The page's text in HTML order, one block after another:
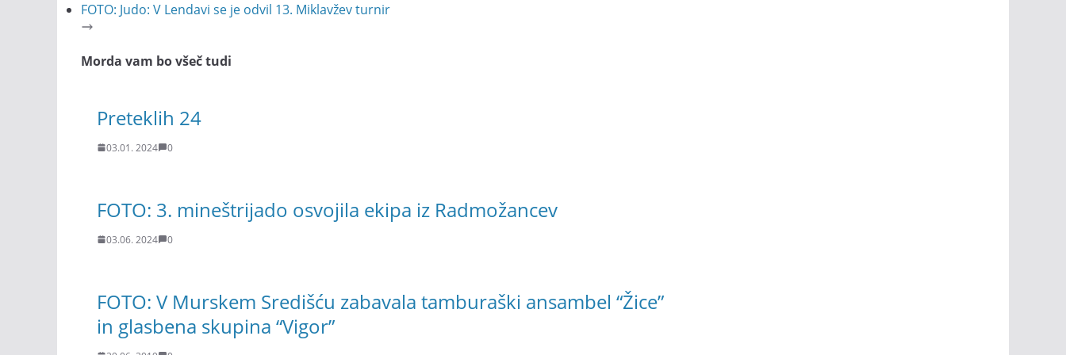
FOTO: Judo: V Lendavi se je odvil 13. Miklavžev turnir
Morda vam bo všeč tudi
Preteklih 24
03.01. 2024 0
FOTO: 3. mineštrijado osvojila ekipa iz Radmožancev
03.06. 2024 0
FOTO: V Murskem Središću zabavala tamburaški ansambel “Žice”
in glasbena skupina “Vigor”